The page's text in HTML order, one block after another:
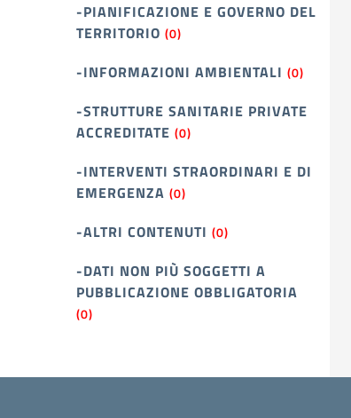
-PIANIFICAZIONE E GOVERNO DEL
TERRITORIO (0)
-INFORMAZIONI AMBIENTALI (0)
-STRUTTURE SANITARIE PRIVATE
ACCREDITATE (0)
-INTERVENTI STRAORDINARI E DI
EMERGENZA (0)
-ALTRI CONTENUTI (0)
-DATI NON PIÙ SOGGETTI A
PUBBLICAZIONE OBBLIGATORIA
(0)